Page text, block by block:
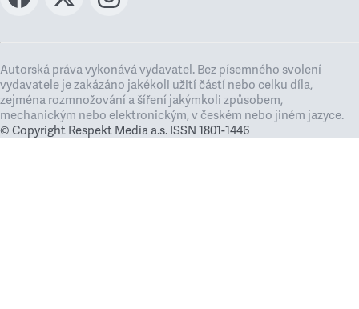
Autorská práva vykonává vydavatel. Bez písemného svolení
vydavatele je zakázáno jakékoli užití částí nebo celku díla,
zejména rozmnožování a šíření jakýmkoli způsobem,
mechanickým nebo elektronickým, v českém nebo jiném jazyce.
© Copyright Respekt Media a.s. ISSN 1801-1446